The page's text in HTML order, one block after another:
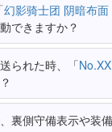
幻影骑士团 阴暗布面
できますか？
られた時、「No.XX
裏側守備表示や装備